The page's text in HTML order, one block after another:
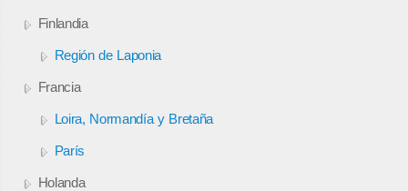
Finlandia
Región de Laponia
Francia
Loira, Normandía y Bretaña
París
Holanda